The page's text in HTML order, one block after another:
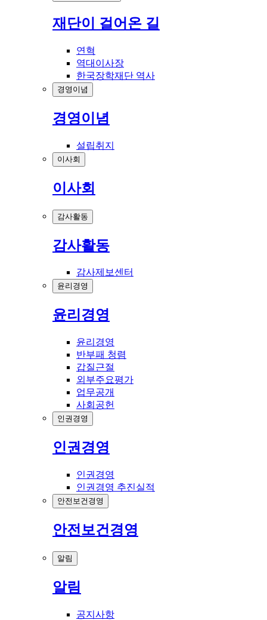
재단이 걸어온 길
연혁
역대이사장
한국장학재단 역사
경영이념
경영이념
설립취지
이사회
이사회
감사활동
감사활동
감사제보센터
윤리경영
윤리경영
윤리경영
반부패 청렴
갑질근절
외부주요평가
업무공개
사회공헌
인권경영
인권경영
인권경영
인권경영 추진실적
안전보건경영
안전보건경영
알림
알림
공지사항